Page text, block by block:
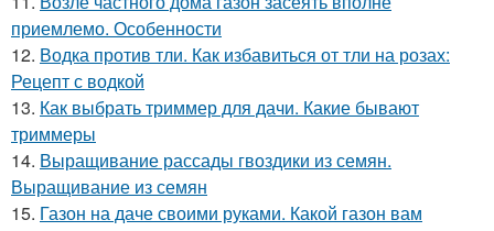
приемлемо. Особенности
12. Водка против тли. Как избавиться от тли на розах:
Рецепт с водкой
13. Как выбрать триммер для дачи. Какие бывают
триммеры
14. Выращивание рассады гвоздики из семян.
Выращивание из семян
15. Газон на даче своими руками. Какой газон вам